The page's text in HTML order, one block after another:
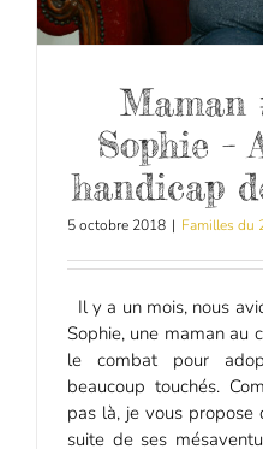
Maman
Sophie –
handicap
5 octobre 2018 | Familles du
Il y a un mois, nous
Sophie, une maman au
le combat pour
beaucoup touchés.
pas là, je vous propose
suite de ses